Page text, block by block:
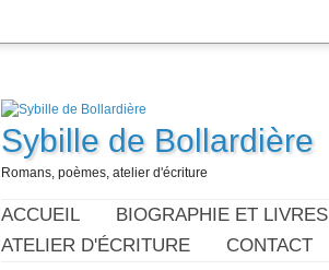
Sybille de Bollardière
Romans, poèmes, atelier d'écriture
ACCUEIL BIOGRAPHIE ET LIVRES
ATELIER D'ÉCRITURE
CONTACT